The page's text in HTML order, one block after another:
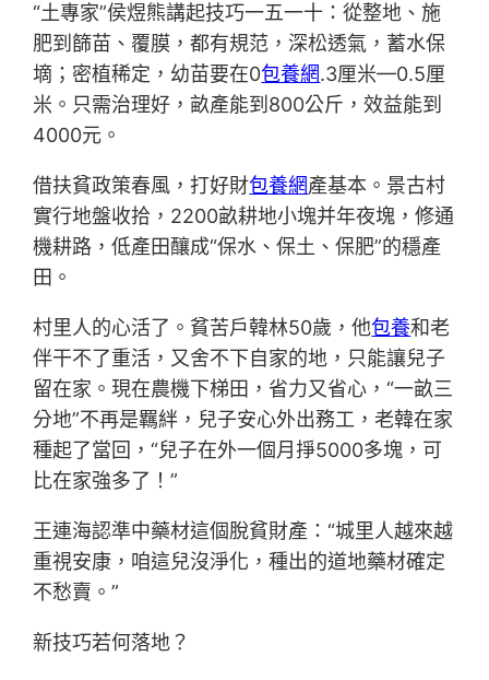
“土專家”侯煜熊講起技巧一五一十：從整地、施
肥到篩苗、覆膜，都有規范，深松透氣，蓄水保
墑；密植稀定，幼苗要在0包養網.3厘米—0.5厘
米。只需治理好，畝產能到800公斤，效益能到
4000元。
借扶貧政策春風，打好財包養網產基本。景古村
實行地盤收拾，2200畝耕地小塊并年夜塊，修通
機耕路，低產田釀成“保水、保土、保肥”的穩產
田。
村里人的心活了。貧苦戶韓林50歲，他包養和老
伴干不了重活，又舍不下自家的地，只能讓兒子
留在家。現在農機下梯田，省力又省心，“一畝三
分地”不再是羈絆，兒子安心外出務工，老韓在家
種起了當回，“兒子在外一個月掙5000多塊，可
比在家強多了！”
王連海認準中藥材這個脫貧財產：“城里人越來越
重視安康，咱這兒沒淨化，種出的道地藥材確定
不愁賣。”
新技巧若何落地？